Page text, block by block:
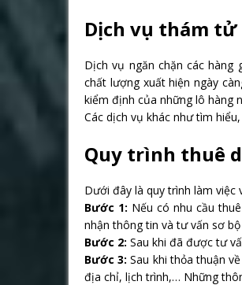
Dịch vụ thám
Dịch vụ ngăn chặn các hàng
chất lượng xuất hiện ngày
kiểm định của những lô hàng
Các dịch vụ khác như tìm
Quy trình thuê
Dưới đây là quy trình làm việc
Bước 1: Nếu có nhu cầu
nhận thông tin và tư vấn sơ
Bước 2: Sau khi đã được tư
Bước 3: Sau khi thỏa thuận
địa chỉ, lịch trình,… Những